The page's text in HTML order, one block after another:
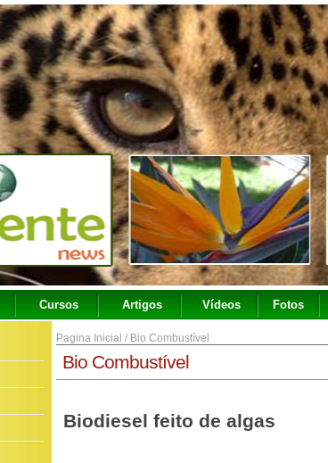
Cursos Artigos Vídeos Fotos
Pagina Inicial / Bio Combustível
Bio Combustível
Biodiesel feito de algas